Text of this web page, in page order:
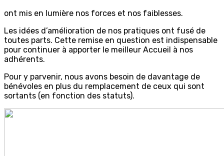
ont mis en lumière nos forces et nos faiblesses.
Les idées d’amélioration de nos pratiques ont fusé de
toutes parts. Cette remise en question est indispensable
pour continuer à apporter le meilleur Accueil à nos
adhérents.
Pour y parvenir, nous avons besoin de davantage de
bénévoles en plus du remplacement de ceux qui sont
sortants (en fonction des statuts).